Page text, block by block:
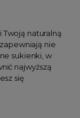
naturalną
nie
sukienki, w
najwyższą
się